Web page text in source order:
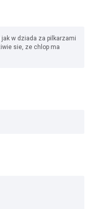
w dziada za pilkarzami
sie, ze chlop ma